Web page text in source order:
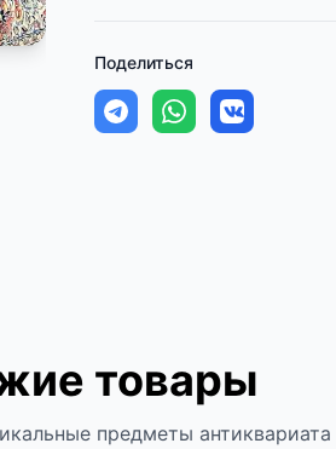
Поделиться
товары
предметы